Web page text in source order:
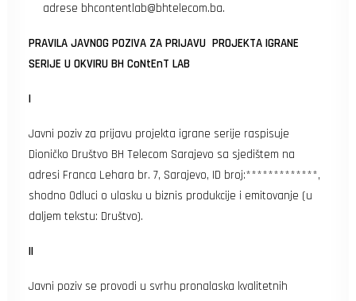
adrese bhcontentlab@bhtelecom.ba.
PRAVILA JAVNOG POZIVA ZA PRIJAVU PROJEKTA IGRANE
SERIJE U OKVIRU BH CoNtEnT LAB
I
Javni poziv za prijavu projekta igrane serije raspisuje
Dioničko Društvo BH Telecom Sarajevo sa sjedištem na
adresi Franca Lehara br. 7, Sarajevo, ID broj:*************,
shodno Odluci o ulasku u biznis produkcije i emitovanje (u
daljem tekstu: Društvo).
II
Javni poziv se provodi u svrhu pronalaska kvalitetnih